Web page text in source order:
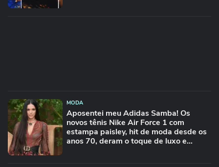
MODA
Aposentei meu Adidas Samba! Os
novos tênis Nike Air Force 1 com
estampa paisley, hit de moda desde os
anos 70, deram o toque de luxo e